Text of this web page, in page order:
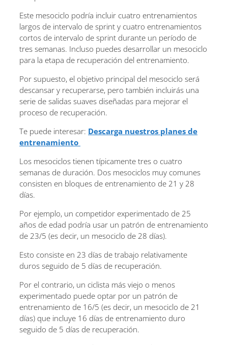
Este mesociclo podría incluir cuatro entrenamientos
largos de intervalo de sprint y cuatro entrenamientos
cortos de intervalo de sprint durante un período de
tres semanas. Incluso puedes desarrollar un mesociclo
para la etapa de recuperación del entrenamiento.
Por supuesto, el objetivo principal del mesociclo será
descansar y recuperarse, pero también incluirás una
serie de salidas suaves diseñadas para mejorar el
proceso de recuperación.
Te puede interesar: Descarga nuestros planes de
entrenamiento
Los mesociclos tienen típicamente tres o cuatro
semanas de duración. Dos mesociclos muy comunes
consisten en bloques de entrenamiento de 21 y 28
días.
Por ejemplo, un competidor experimentado de 25
años de edad podría usar un patrón de entrenamiento
de 23/5 (es decir, un mesociclo de 28 días).
Esto consiste en 23 días de trabajo relativamente
duros seguido de 5 días de recuperación.
Por el contrario, un ciclista más viejo o menos
experimentado puede optar por un patrón de
entrenamiento de 16/5 (es decir, un mesociclo de 21
días) que incluye 16 días de entrenamiento duro
seguido de 5 días de recuperación.